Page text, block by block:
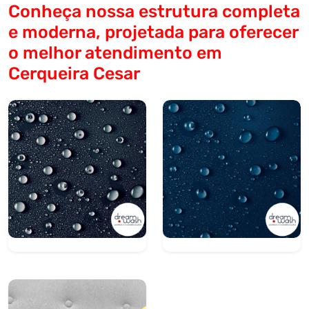
Conheça nossa estrutura completa
e moderna, projetada para oferecer
o melhor atendimento em
Cerqueira Cesar